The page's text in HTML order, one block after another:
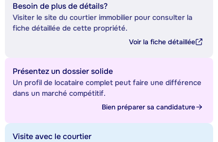
Besoin de plus de détails?
Visiter le site du courtier immobilier pour consulter la
fiche détaillée de cette propriété.
Voir la fiche détaillée
Présentez un dossier solide
Un profil de locataire complet peut faire une différence
dans un marché compétitif.
Bien préparer sa candidature
Visite avec le courtier